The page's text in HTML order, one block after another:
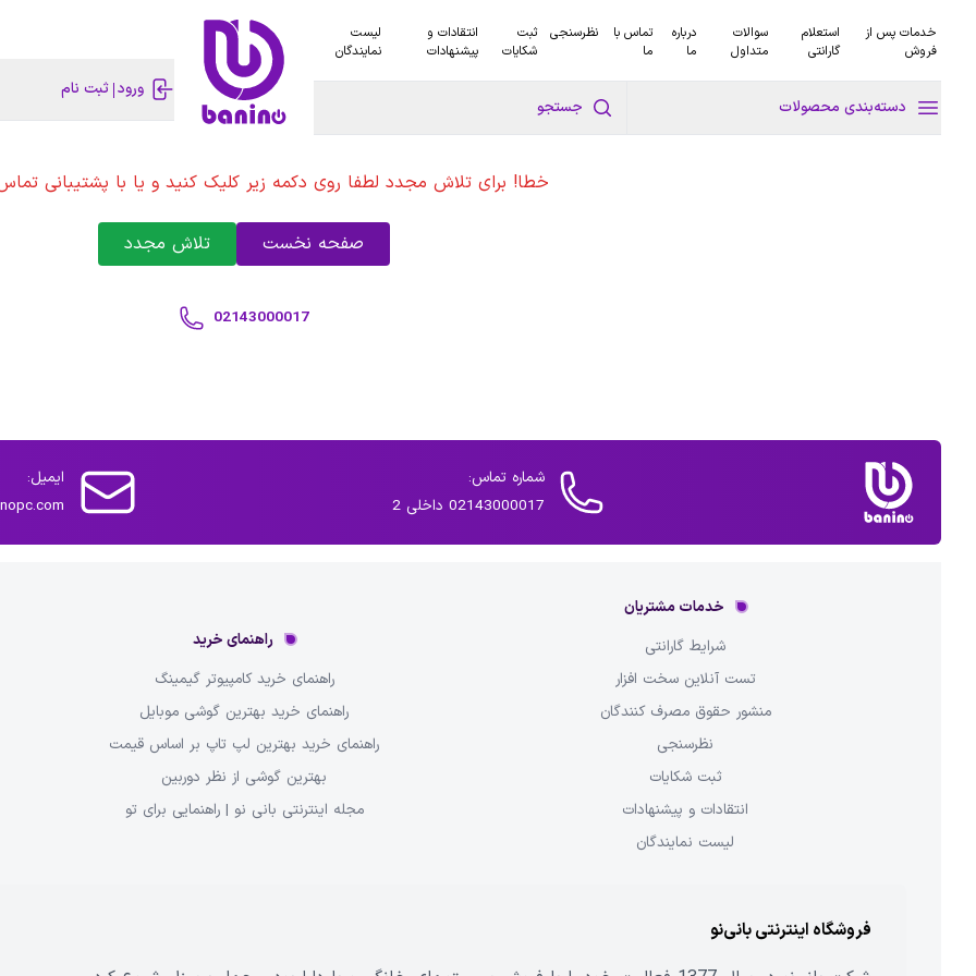
خدمات پس از
فروش
استعلام
گارانتی
سوالات
متداول
درباره
ما
تماس با
ما
نظرسنجی
ثبت
شکایات
انتقادات و
پیشنهادات
لیست
نمایندگان
دسته‌بندی محصولات جستجو
ورود ثبت نام
خطا! برای تلاش مجدد لطفا روی دکمه زیر کلیک کنید و یا با پشتیبانی
صفحه نخست تلاش مجدد
02143000017
شماره تماس:
02143000017 داخلی 2
ایمیل:
خدمات مشتریان
شرایط گارانتی
تست آنلاین سخت افزار
منشور حقوق مصرف کنندگان
نظرسنجی
ثبت شکایات
انتقادات و پیشنهادات
لیست نمایندگان
راهنمای خرید
راهنمای خرید کامپیوتر گیمینگ
راهنمای خرید بهترین گوشی موبایل
راهنمای خرید بهترین لپ تاپ بر اساس قیمت
بهترین گوشی از نظر دوربین
مجله اینترنتی بانی نو | راهنمایی برای تو
فروشگاه اینترنتی بانی‌نو